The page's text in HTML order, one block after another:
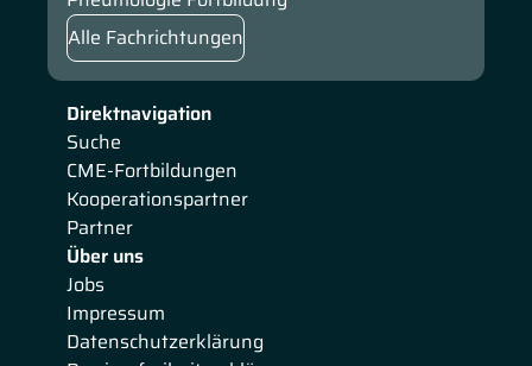
Direktnavigation
Suche
CME-Fortbildungen
Kooperationspartner
Partner
Über uns
Jobs
Impressum
Datenschutzerklärung
Alle Fachrichtungen